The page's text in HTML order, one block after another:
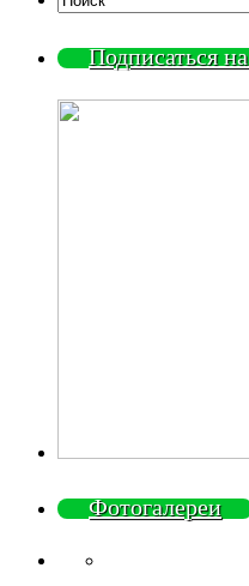
Подписаться на
Фотогалереи